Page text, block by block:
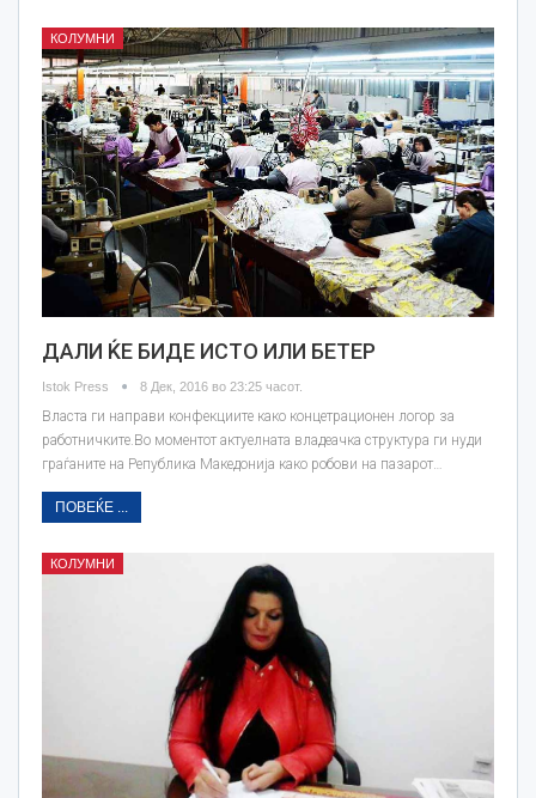
КОЛУМНИ
ДАЛИ ЌЕ БИДЕ ИСТО ИЛИ БЕТЕР
Istok Press 8 Дек, 2016 во 23:25 часот.
Власта ги направи конфекциите како концетрационен логор за
работничките.Во моментот актуелната владеачка структура ги нуди
граѓаните на Република Македонија како робови на пазарот…
ПОВЕЌЕ ...
КОЛУМНИ